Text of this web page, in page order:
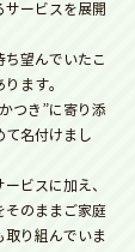
サービスを展開
望んでいたこ
ます。
つき”に寄り添
て名付けまし
ビスに加え、
そのままご家庭
取り組んでいま